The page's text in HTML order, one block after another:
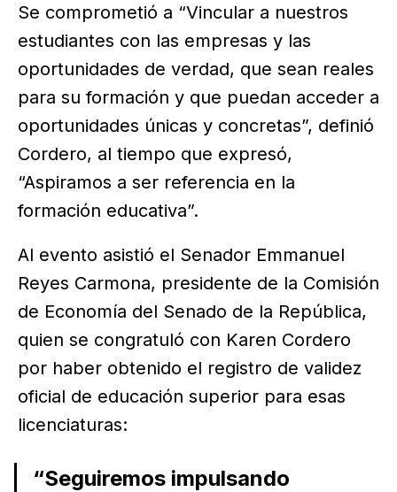
Se comprometió a “Vincular a nuestros
estudiantes con las empresas y las
oportunidades de verdad, que sean reales
para su formación y que puedan acceder a
oportunidades únicas y concretas”, definió
Cordero, al tiempo que expresó,
“Aspiramos a ser referencia en la
formación educativa”.
Al evento asistió el Senador Emmanuel
Reyes Carmona, presidente de la Comisión
de Economía del Senado de la República,
quien se congratuló con Karen Cordero
por haber obtenido el registro de validez
oficial de educación superior para esas
licenciaturas:
“Seguiremos impulsando